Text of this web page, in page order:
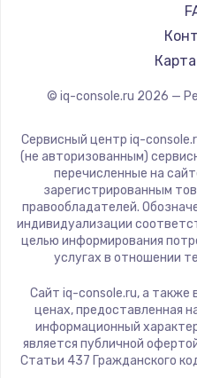
Замена
Замена
Замена
Замена
© iq-console.ru 2026 —
Сервисный центр iq-
(не авторизованным)
перечисленные на
зарегистрированным
правообладателей.
индивидуализации
целью информирования
услугах в отношении
Сайт iq-console.ru, а также
ценах, предоставленная
информационный
является публичной
Статьи 437 Гражданского